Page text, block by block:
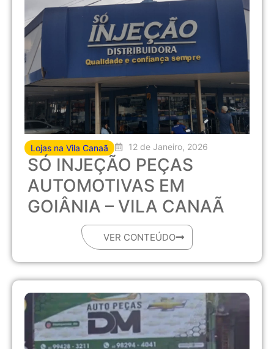
Lojas na Vila Canaã 12 de Janeiro, 2026
SÓ INJEÇÃO PEÇAS
AUTOMOTIVAS EM
GOIÂNIA – VILA CANAÃ
VER CONTEÚDO